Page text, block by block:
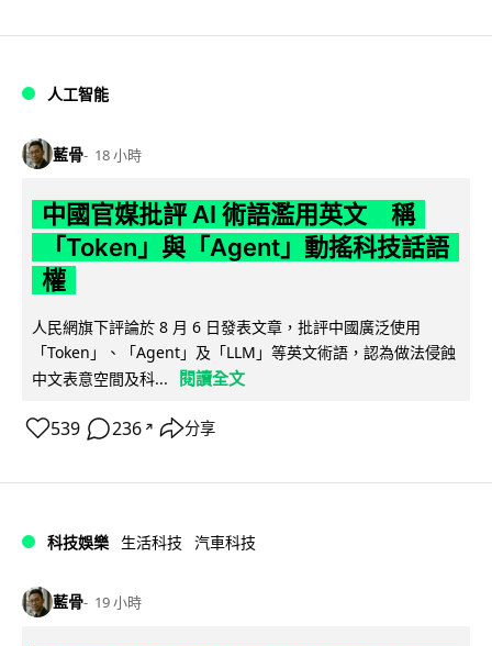
人工智能
藍骨 18 小時
中國官媒批評 AI 術語濫用英文 稱
「Token」與「Agent」動搖科技話語
權
人民網旗下評論於 8 月 6 日發表文章，批評中國廣泛使用
「Token」、「Agent」及「LLM」等英文術語，認為做法侵蝕
中文表意空間及科...
閱讀全文
539 236 ↗ 分享
科技娛樂 生活科技 汽車科技
藍骨 19 小時